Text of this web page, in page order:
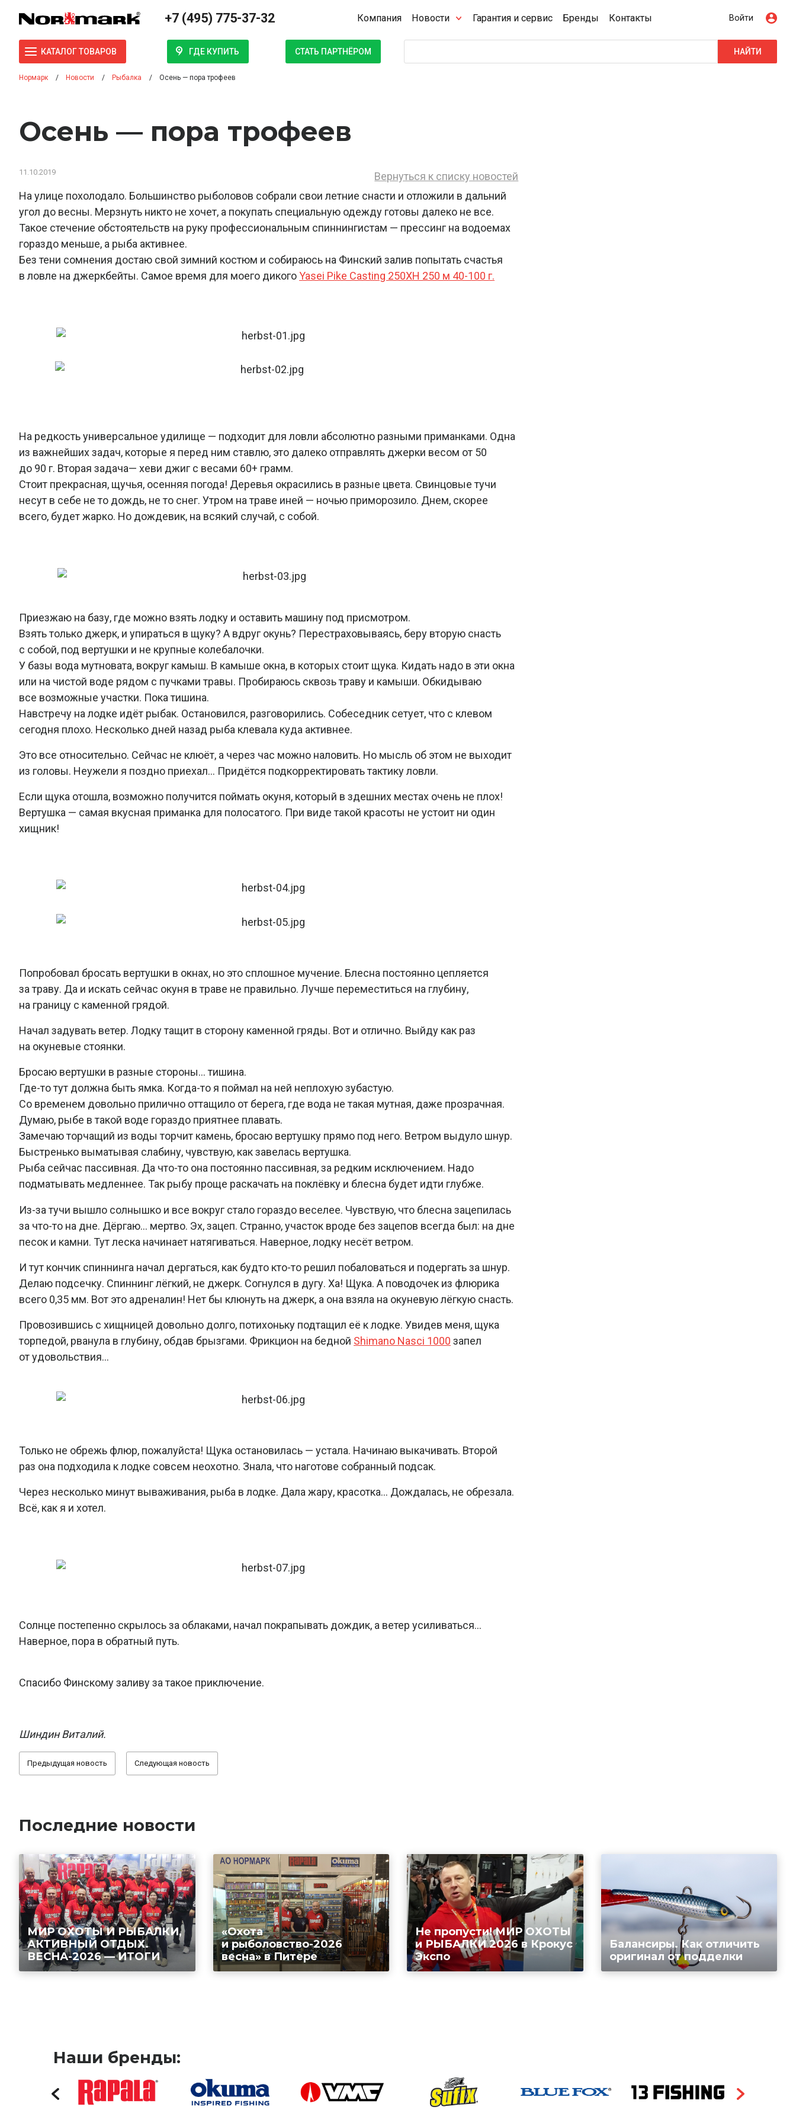
+7 (495) 775-37-32 Компания Новости Гарантия и сервис Бренды Контакты Войти
КАТАЛОГ ТОВАРОВ ГДЕ КУПИТЬ СТАТЬ ПАРТНЁРОМ НАЙТИ
Нормарк Новости Рыбалка Осень — пора трофеев
Осень — пора трофеев
11.10.2019
Вернуться к списку новостей
На улице похолодало. Большинство рыболовов собрали свои летние снасти и отложили в дальний
угол до весны. Мерзнуть никто не хочет, а покупать специальную одежду готовы далеко не все.
Такое стечение обстоятельств на руку профессиональным спиннингистам — прессинг на водоемах
гораздо меньше, а рыба активнее.
Без тени сомнения достаю свой зимний костюм и собираюсь на Финский залив попытать счастья
в ловле на джеркбейты. Самое время для моего дикогоYasei Pike Casting 250XH 250 м 40-100 г.
На редкость универсальное удилище — подходит для ловли абсолютно разными приманками. Одна
из важнейших задач, которые я перед ним ставлю, это далеко отправлять джерки весом от 50
до 90 г. Вторая задача— хеви джиг с весами 60+ грамм.
Стоит прекрасная, щучья, осенняя погода! Деревья окрасились в разные цвета. Свинцовые тучи
несут в себе не то дождь, не то снег. Утром на траве иней — ночью приморозило. Днем, скорее
всего, будет жарко. Но дождевик, на всякий случай, с собой.
Приезжаю на базу, где можно взять лодку и оставить машину под присмотром.
Взять только джерк, и упираться в щуку? А вдруг окунь? Перестраховываясь, беру вторую снасть
с собой, под вертушки и не крупные колебалочки.
У базы вода мутновата, вокруг камыш. В камыше окна, в которых стоит щука. Кидать надо в эти окна
или на чистой воде рядом с пучками травы. Пробираюсь сквозь траву и камыши. Обкидываю
все возможные участки. Пока тишина.
Навстречу на лодке идёт рыбак. Остановился, разговорились. Собеседник сетует, что с клевом
сегодня плохо. Несколько дней назад рыба клевала куда активнее.
Это все относительно. Сейчас не клюёт, а через час можно наловить. Но мысль об этом не выходит
из головы. Неужели я поздно приехал… Придётся подкорректировать тактику ловли.
Если щука отошла, возможно получится поймать окуня, который в здешних местах очень не плох!
Вертушка — самая вкусная приманка для полосатого. При виде такой красоты не устоит ни один
хищник!
Попробовал бросать вертушки в окнах, но это сплошное мучение. Блесна постоянно цепляется
за траву. Да и искать сейчас окуня в траве не правильно. Лучше переместиться на глубину,
на границу с каменной грядой.
Начал задувать ветер. Лодку тащит в сторону каменной гряды. Вот и отлично. Выйду как раз
на окуневые стоянки.
Бросаю вертушки в разные стороны… тишина.
Где-то тут должна быть ямка. Когда-то я поймал на ней неплохую зубастую.
Со временем довольно прилично оттащило от берега, где вода не такая мутная, даже прозрачная.
Думаю, рыбе в такой воде гораздо приятнее плавать.
Замечаю торчащий из воды торчит камень, бросаю вертушку прямо под него. Ветром выдуло шнур.
Быстренько выматывая слабину, чувствую, как завелась вертушка.
Рыба сейчас пассивная. Да что-то она постоянно пассивная, за редким исключением. Надо
подматывать медленнее. Так рыбу проще раскачать на поклёвку и блесна будет идти глубже.
Из-за тучи вышло солнышко и все вокруг стало гораздо веселее. Чувствую, что блесна зацепилась
за что-то на дне. Дёргаю… мертво. Эх, зацеп. Странно, участок вроде без зацепов всегда был: на дне
песок и камни. Тут леска начинает натягиваться. Наверное, лодку несёт ветром.
И тут кончик спиннинга начал дергаться, как будто кто-то решил побаловаться и подергать за шнур.
Делаю подсечку. Спиннинг лёгкий, не джерк. Согнулся в дугу. Ха! Щука. А поводочек из флюрика
всего 0,35 мм. Вот это адреналин! Нет бы клюнуть на джерк, а она взяла на окуневую лёгкую снасть.
Провозившись с хищницей довольно долго, потихоньку подтащил её к лодке. Увидев меня, щука
торпедой, рванула в глубину, обдав брызгами. Фрикцион на бедной Shimano Nasci 1000 запел
от удовольствия…
Только не обрежь флюр, пожалуйста! Щука остановилась — устала. Начинаю выкачивать. Второй
раз она подходила к лодке совсем неохотно. Знала, что наготове собранный подсак.
Через несколько минут вываживания, рыба в лодке. Дала жару, красотка... Дождалась, не обрезала.
Всё, как я и хотел.
Солнце постепенно скрылось за облаками, начал покрапывать дождик, а ветер усиливаться…
Наверное, пора в обратный путь.
Спасибо Финскому заливу за такое приключение.
Шиндин Виталий.
Предыдущая новость Следующая новость
Последние новости
МИР ОХОТЫ И РЫБАЛКИ,
АКТИВНЫЙ ОТДЫХ.
ВЕСНА-2026 — ИТОГИ
«Охота
и рыболовство-2026
весна» в Питере
Не пропусти! МИР ОХОТЫ
и РЫБАЛКИ 2026 в Крокус
Экспо
Балансиры. Как отличить
оригинал от подделки
Наши бренды: